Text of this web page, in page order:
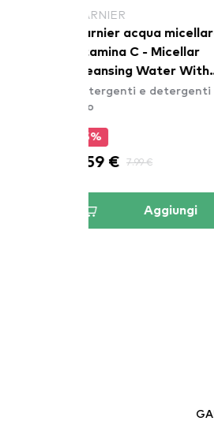
GARNIER
Garnier Skin
detergente -
Aloe Gel Wash
Detergenti e
7.59 € 7.99 €
Aggiungi